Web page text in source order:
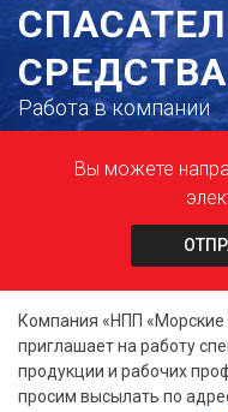
СРЕДСТВА
Работа в компании
Вы можете
Компания «НПП
приглашает на работу
продукции и рабочих
просим высылать по